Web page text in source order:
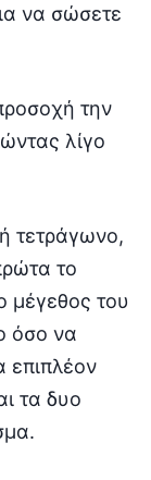
να σώσετε
την
λίγο
τετράγωνο,
το
μέγεθος του
όσο να
επιπλέον
τα δυο